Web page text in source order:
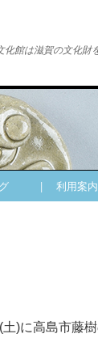
化館は滋賀の文化財
| 利用案内
)に高島市藤